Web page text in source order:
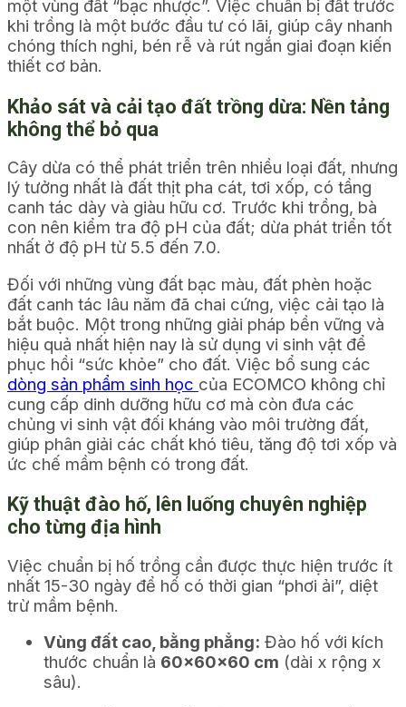
một vùng đất “bạc nhược”. Việc chuẩn bị đất trước
khi trồng là một bước đầu tư có lãi, giúp cây nhanh
chóng thích nghi, bén rễ và rút ngắn giai đoạn kiến
thiết cơ bản.
Khảo sát và cải tạo đất trồng dừa: Nền tảng
không thể bỏ qua
Cây dừa có thể phát triển trên nhiều loại đất, nhưng
lý tưởng nhất là đất thịt pha cát, tơi xốp, có tầng
canh tác dày và giàu hữu cơ. Trước khi trồng, bà
con nên kiểm tra độ pH của đất; dừa phát triển tốt
nhất ở độ pH từ 5.5 đến 7.0.
Đối với những vùng đất bạc màu, đất phèn hoặc
đất canh tác lâu năm đã chai cứng, việc cải tạo là
bắt buộc. Một trong những giải pháp bền vững và
hiệu quả nhất hiện nay là sử dụng vi sinh vật để
phục hồi “sức khỏe” cho đất. Việc bổ sung các
dòng sản phẩm sinh học của ECOMCO không chỉ
cung cấp dinh dưỡng hữu cơ mà còn đưa các
chủng vi sinh vật đối kháng vào môi trường đất,
giúp phân giải các chất khó tiêu, tăng độ tơi xốp và
ức chế mầm bệnh có trong đất.
Kỹ thuật đào hố, lên luống chuyên nghiệp
cho từng địa hình
Việc chuẩn bị hố trồng cần được thực hiện trước ít
nhất 15-30 ngày để hố có thời gian “phơi ải”, diệt
trừ mầm bệnh.
Vùng đất cao, bằng phẳng: Đào hố với kích
thước chuẩn là 60x60x60 cm (dài x rộng x
sâu).